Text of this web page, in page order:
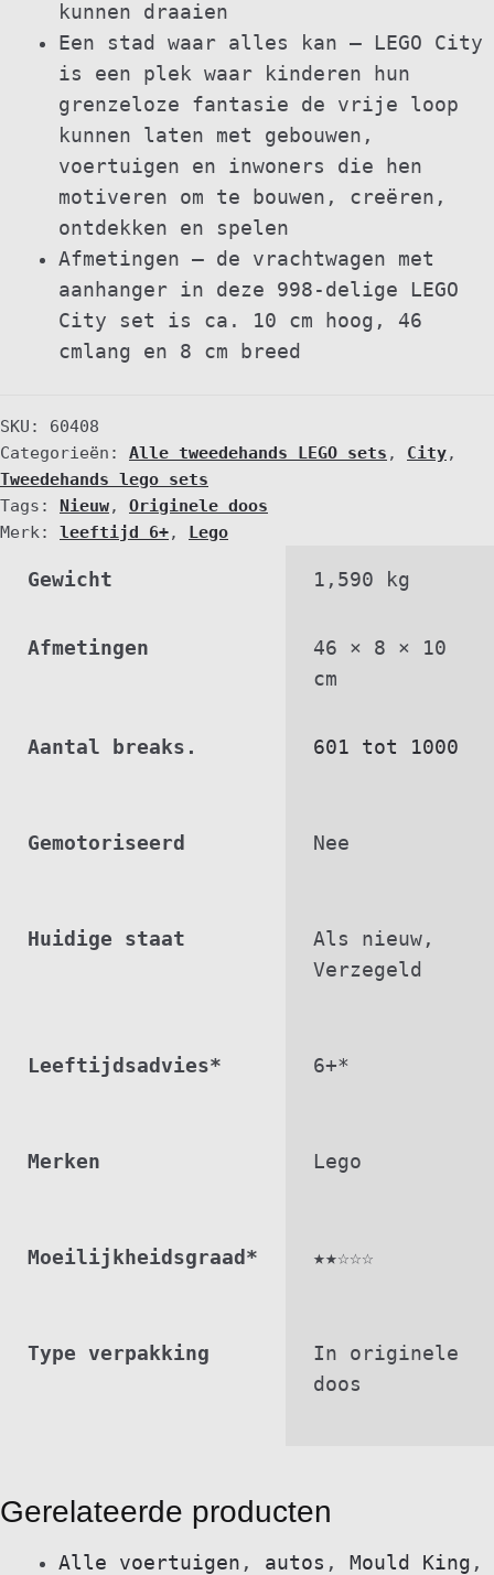
kunnen draaien
Een stad waar alles kan – LEGO City
is een plek waar kinderen hun
grenzeloze fantasie de vrije loop
kunnen laten met gebouwen,
voertuigen en inwoners die hen
motiveren om te bouwen, creëren,
ontdekken en spelen
Afmetingen – de vrachtwagen met
aanhanger in deze 998-delige LEGO
City set is ca. 10 cm hoog, 46
cmlang en 8 cm breed
SKU: 60408
Categorieën: Alle tweedehands LEGO sets , City,
Tweedehands lego sets
Tags: Nieuw, Originele doos
Merk: leeftijd 6+, Lego
Gewicht 1,590 kg
Afmetingen
46 × 8 × 10
cm
Aantal breaks. 601 tot 1000
Gemotoriseerd Nee
Huidige staat
Als nieuw,
Verzegeld
Leeftijdsadvies* 6+*
Merken Lego
Moeilijkheidsgraad* ★★☆☆☆
Type verpakking
In originele
doos
Gerelateerde producten
Alle voertuigen , autos , Mould King ,